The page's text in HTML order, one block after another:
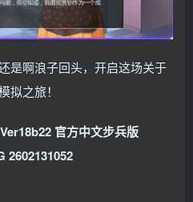
是啊浪子回头，开启这场关于
拟之旅！
官方中文步兵版
2602131052